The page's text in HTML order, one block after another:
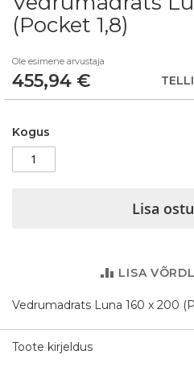
to
the
of
the
images
(Pocket 1,8)
Ole esimene arvustaja
455,94 €
Kogus
Lisa
LISA
Vedrumadrats Luna 160 x 200
Toote kirjeldus